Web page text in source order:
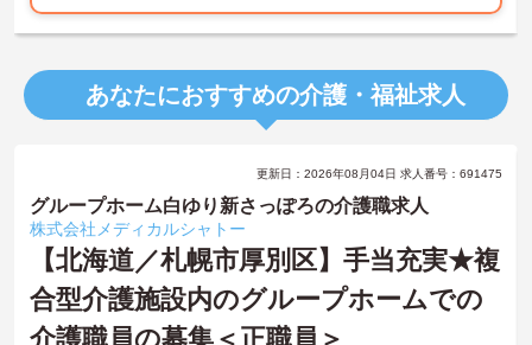
あなたにおすすめの介護・福祉求人
更新日：2026年08月04日 求人番号：691475
グループホーム白ゆり新さっぽろの介護職求人
株式会社メディカルシャトー
【北海道／札幌市厚別区】手当充実★複
合型介護施設内のグループホームでの
介護職員の募集＜正職員＞